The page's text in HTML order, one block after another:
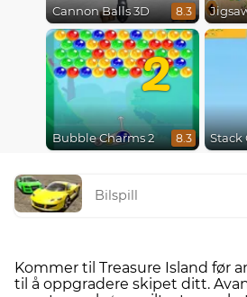
Cannon Balls 3D 8.3
2
Bubble Charms 2 8.3
Bilspill
Kommer til Treasure Island før
til å oppgradere skipet ditt.